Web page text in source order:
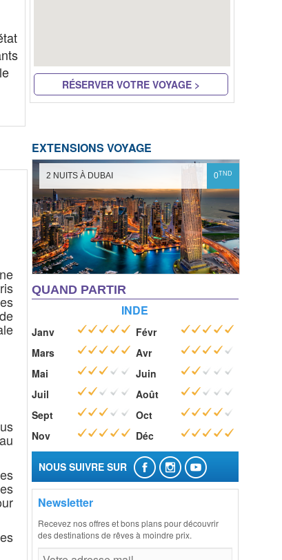
RÉSERVER VOTRE VOYAGE >
EXTENSIONS VOYAGE
2 NUITS À DUBAI 0TND
QUAND PARTIR
INDE
Janv
Févr
Mars
Avr
Mai
Juin
Juil
Août
Sept
Oct
Nov
Déc
NOUS SUIVRE SUR
Newsletter
Recevez nos offres et bons plans pour découvrir
des destinations de rêves à moindre prix.